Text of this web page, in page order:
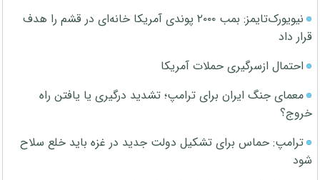
نیویورک‌تایمز: بمب ۲۰۰۰ پوندی آمریکا خانه‌ای در قشم را هدف
قرار داد
احتمال ازسرگیری حملات آمریکا
معمای جنگ ایران برای ترامپ؛ تشدید درگیری یا یافتن راه
خروج؟
ترامپ: حماس برای تشکیل دولت جدید در غزه باید خلع سلاح
شود